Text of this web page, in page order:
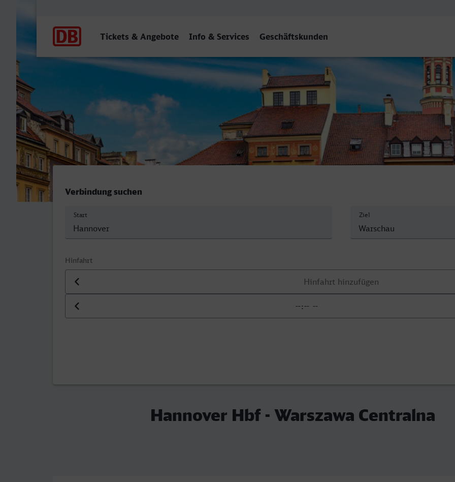
Tickets & Angebote Info & Services Geschäftskunden
Hannover Hbf - Warszawa Centralna
Verbindung suchen
Start Ziel
Hinfahrt
Datum der Hinfahrt
Uhrzeit der Hinfahrt
Hannover Hbf - Warszawa Centralna